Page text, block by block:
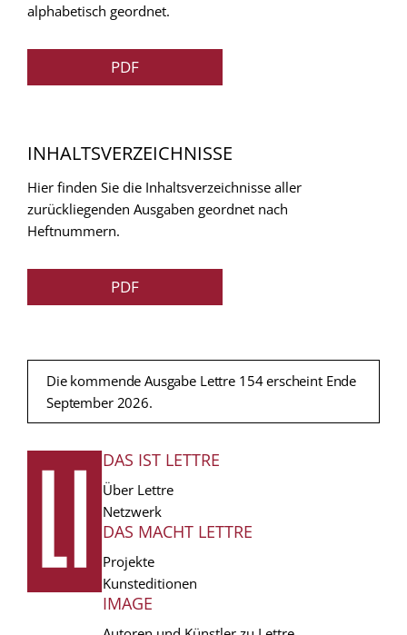
alphabetisch geordnet.
PDF
INHALTSVERZEICHNISSE
Hier finden Sie die Inhaltsverzeichnisse aller
zurückliegenden Ausgaben geordnet nach
Heftnummern.
PDF
Die kommende Ausgabe Lettre 154 erscheint Ende
September 2026.
FUSSZEILE
DAS IST LETTRE
Über Lettre
Netzwerk
DAS MACHT LETTRE
Projekte
Kunsteditionen
IMAGE